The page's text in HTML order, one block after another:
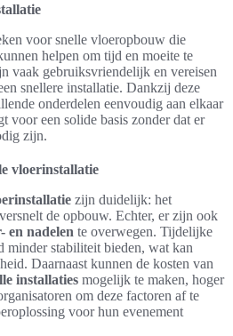
voor snelle vloeropbouw die
helpen om tijd en moeite te
vaak gebruiksvriendelijk en vereisen
snellere installatie. Dankzij deze
onderdelen eenvoudig aan elkaar
voor een solide basis zonder dat er
zijn.
vloerinstallatie
zijn duidelijk: het
de opbouw. Echter, er zijn ook
en nadelen te overwegen. Tijdelijke
minder stabiliteit bieden, wat kan
Daarnaast kunnen de kosten van
installaties mogelijk te maken, hoger
om deze factoren af te
voor hun evenement